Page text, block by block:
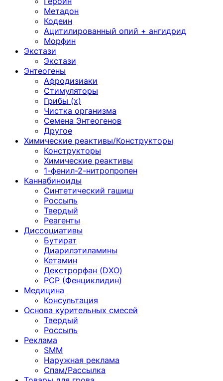
Метадон
Кодеин
Ацитилированный опий + ангидрид
Морфин
Экстази
Экстази
Энтеогены
Афродизиаки
Стимуляторы
Грибы (х)
Чистка организма
Семена Энтеогенов
Другое
Химические реактивы/Конструкторы
Конструкторы
Химические реактивы
1-фенил-2-нитропропен
Каннабиноиды
Синтетический гашиш
Россыпь
Твердый
Реагенты
Диссоциативы
Бутират
Диарилэтиламины
Кетамин
Декстрорфан (DXO)
PCP (Фенциклидин)
Медицина
Консультация
Основа курительных смесей
Твердый
Россыпь
Реклама
SMM
Наружная реклама
Спам/Рассылка